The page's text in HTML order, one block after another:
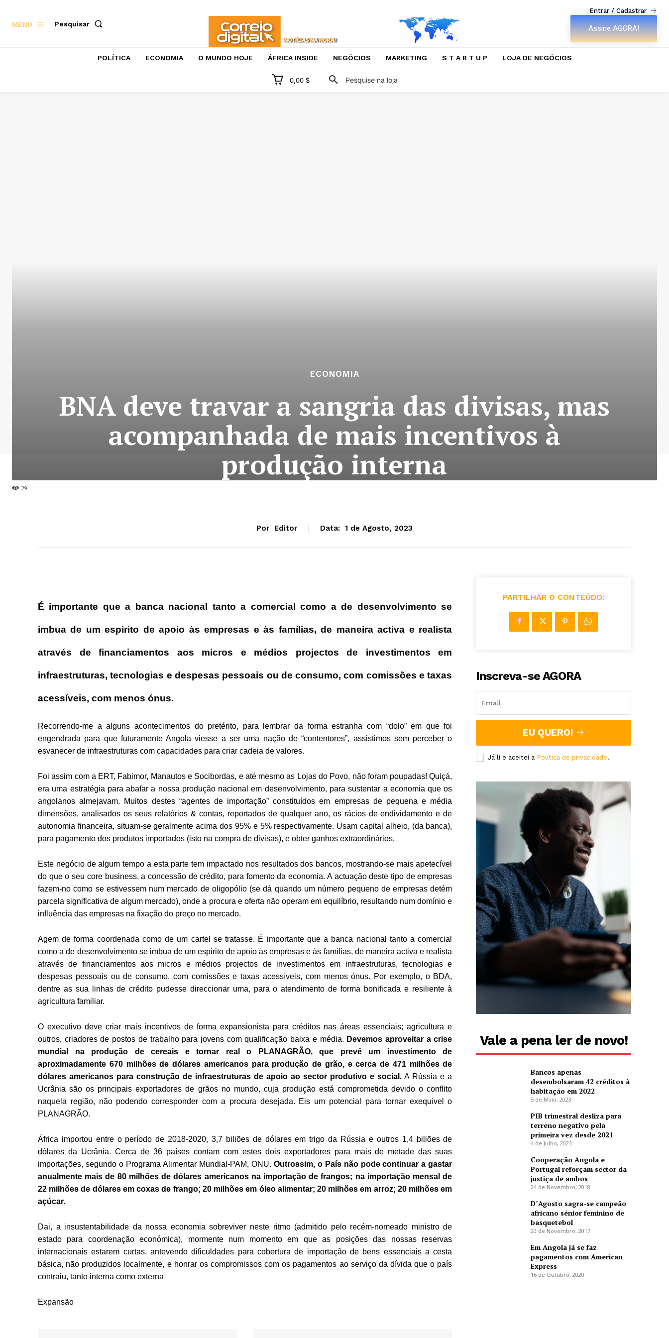
MENU Pesquisar
Entrar / Cadastrar
Assine AGORA!
POLÍTICA ECONOMIA O MUNDO HOJE ÁFRICA INSIDE NEGÓCIOS MARKETING S T A R T U P LOJA DE NEGÓCIOS
0,00 $ Pesquise na loja
29
ECONOMIA
BNA deve travar a sangria das divisas, mas
acompanhada de mais incentivos à
produção interna
Por Editor Data: 1 de Agosto, 2023
É importante que a banca nacional tanto a comercial como a de desenvolvimento se
imbua de um espirito de apoio às empresas e às famílias, de maneira activa e realista
através de financiamentos aos micros e médios projectos de investimentos em
infraestruturas, tecnologias e despesas pessoais ou de consumo, com comissões e taxas
acessíveis, com menos ónus.
Recorrendo-me a alguns acontecimentos do pretérito, para lembrar da forma estranha com “dolo” em que foi
engendrada para que futuramente Angola viesse a ser uma nação de “contentores”, assistimos sem perceber o
esvanecer de infraestruturas com capacidades para criar cadeia de valores.
Foi assim com a ERT, Fabimor, Manautos e Socibordas, e até mesmo as Lojas do Povo, não foram poupadas! Quiçá,
era uma estratégia para abafar a nossa produção nacional em desenvolvimento, para sustentar a economia que os
angolanos almejavam. Muitos destes “agentes de importação” constituídos em empresas de pequena e média
dimensões, analisados os seus relatórios & contas, reportados de qualquer ano, os rácios de endividamento e de
autonomia financeira, situam-se geralmente acima dos 95% e 5% respectivamente. Usam capital alheio, (da banca),
para pagamento dos produtos importados (isto na compra de divisas), e obter ganhos extraordinários.
Este negócio de algum tempo a esta parte tem impactado nos resultados dos bancos, mostrando-se mais apetecível
do que o seu core business, a concessão de crédito, para fomento da economia. A actuação deste tipo de empresas
fazem-no como se estivessem num mercado de oligopólio (se dá quando um número pequeno de empresas detém
parcela significativa de algum mercado), onde a procura e oferta não operam em equilíbrio, resultando num domínio e
influência das empresas na fixação do preço no mercado.
Agem de forma coordenada como de um cartel se tratasse. É importante que a banca nacional tanto a comercial
como a de desenvolvimento se imbua de um espirito de apoio às empresas e às famílias, de maneira activa e realista
através de financiamentos aos micros e médios projectos de investimentos em infraestruturas, tecnologias e
despesas pessoais ou de consumo, com comissões e taxas acessíveis, com menos ónus. Por exemplo, o BDA,
dentre as sua linhas de crédito pudesse direccionar uma, para o atendimento de forma bonificada e resiliente à
agricultura familiar.
O executivo deve criar mais incentivos de forma expansionista para créditos nas áreas essenciais; agricultura e
outros, criadores de postos de trabalho para jovens com qualificação baixa e média. Devemos aproveitar a crise
mundial na produção de cereais e tornar real o PLANAGRÃO, que prevê um investimento de
aproximadamente 670 milhões de dólares americanos para produção de grão, e cerca de 471 milhões de
dólares americanos para construção de infraestruturas de apoio ao sector produtivo e social. A Rússia e a
Ucrânia são os principais exportadores de grãos no mundo, cuja produção está comprometida devido o conflito
naquela região, não podendo corresponder com a procura desejada. Eis um potencial para tornar exequível o
PLANAGRÃO.
África importou entre o período de 2018-2020, 3,7 biliões de dólares em trigo da Rússia e outros 1,4 biliões de
dólares da Ucrânia. Cerca de 36 países contam com estes dois exportadores para mais de metade das suas
importações, segundo o Programa Alimentar Mundial-PAM, ONU. Outrossim, o País não pode continuar a gastar
anualmente mais de 80 milhões de dólares americanos na importação de frangos; na importação mensal de
22 milhões de dólares em coxas de frango; 20 milhões em óleo alimentar; 20 milhões em arroz; 20 milhões em
açúcar.
Dai, a insustentabilidade da nossa economia sobreviver neste ritmo (admitido pelo recém-nomeado ministro de
estado para coordenação económica), mormente num momento em que as posições das nossas reservas
internacionais estarem curtas, antevendo dificuldades para cobertura de importação de bens essenciais a cesta
básica, não produzidos localmente, e honrar os compromissos com os pagamentos ao serviço da dívida que o país
contraiu, tanto interna como externa
Expansão
PARTILHAR O CONTEÚDO:
Inscreva-se AGORA
EU QUERO!
Já li e aceitei a Política de privacidade.
Vale a pena ler de novo!
Bancos apenas
desembolsaram 42 créditos à
habitação em 2022
5 de Maio, 2023
PIB trimestral desliza para
terreno negativo pela
primeira vez desde 2021
4 de Julho, 2023
Cooperação Angola e
Portugal reforçam sector da
justiça de ambos
24 de Novembro, 2018
D´Agosto sagra-se campeão
africano sénior feminino de
basquetebol
20 de Novembro, 2017
Em Angola já se faz
pagamentos com American
Express
16 de Outubro, 2020